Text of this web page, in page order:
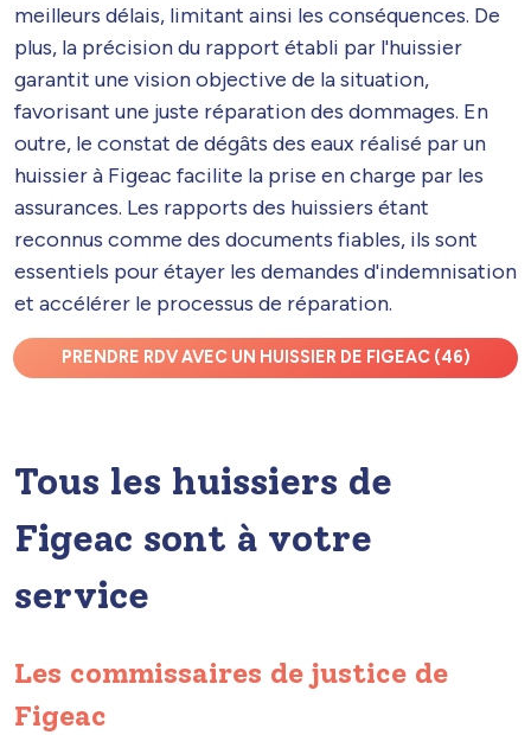
meilleurs délais, limitant ainsi les conséquences. De
plus, la précision du rapport établi par l'huissier
garantit une vision objective de la situation,
favorisant une juste réparation des dommages. En
outre, le constat de dégâts des eaux réalisé par un
huissier à Figeac facilite la prise en charge par les
assurances. Les rapports des huissiers étant
reconnus comme des documents fiables, ils sont
essentiels pour étayer les demandes d'indemnisation
et accélérer le processus de réparation.
PRENDRE RDV AVEC UN HUISSIER DE FIGEAC (46)
Tous les huissiers de
Figeac sont à votre
service
Les commissaires de justice de
Figeac